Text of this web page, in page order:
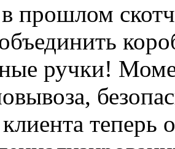
прошлом
ручки!
теперь